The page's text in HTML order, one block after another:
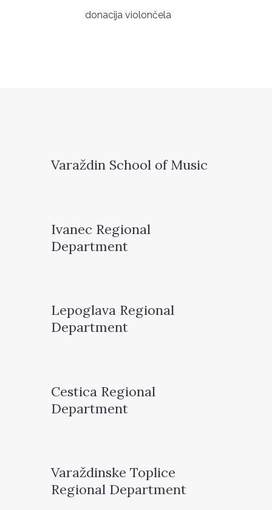
donacija violončela
Varaždin School of Music
Ivanec Regional
Department
Lepoglava Regional
Department
Cestica Regional
Department
Varaždinske Toplice
Regional Department